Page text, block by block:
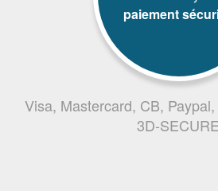
paiement
Visa, Mastercard, CB,
3D-SECURE